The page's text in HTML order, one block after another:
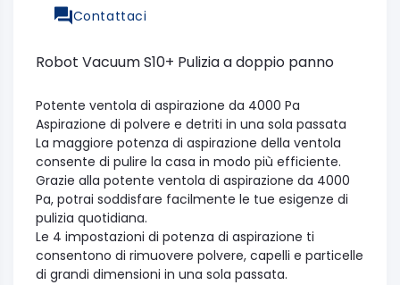
Contattaci
Robot Vacuum S10+ Pulizia a doppio panno
Potente ventola di aspirazione da 4000 Pa
Aspirazione di polvere e detriti in una sola passata
La maggiore potenza di aspirazione della ventola
consente di pulire la casa in modo più efficiente.
Grazie alla potente ventola di aspirazione da 4000
Pa, potrai soddisfare facilmente le tue esigenze di
pulizia quotidiana.
Le 4 impostazioni di potenza di aspirazione ti
consentono di rimuovere polvere, capelli e particelle
di grandi dimensioni in una sola passata.